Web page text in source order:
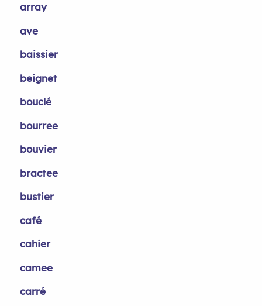
array
ave
baissier
beignet
bouclé
bourree
bouvier
bractee
bustier
café
cahier
camee
carré